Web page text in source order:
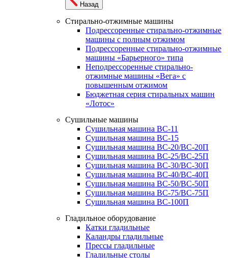
Назад
Стирально-отжимные машины
Подрессоренные стирально-отжимные
машины с полным отжимом
Подрессоренные стирально-отжимные
машины «Барьерного» типа
Неподрессоренные стирально-
отжимные машины «Вега» с
повышенным отжимом
Бюджетная серия стиральных машин
«Лотос»
Сушильные машины
Сушильная машина ВС-11
Сушильная машина ВС-15
Сушильная машина ВС-20/ВС-20П
Сушильная машина ВС-25/ВС-25П
Сушильная машина ВС-30/ВС-30П
Сушильная машина ВС-40/ВС-40П
Сушильная машина ВС-50/ВС-50П
Сушильная машина ВС-75/ВС-75П
Сушильная машина ВС-100П
Гладильное оборудование
Катки гладильные
Каландры гладильные
Прессы гладильные
Гладильные столы